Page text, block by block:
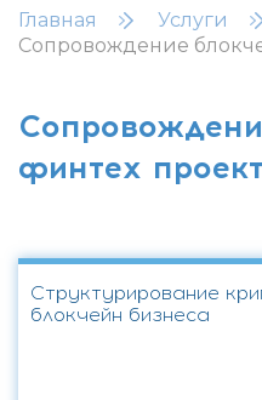
Главная
Услуги
Сопровождение
финтех
Структурирование
блокчейн бизнеса